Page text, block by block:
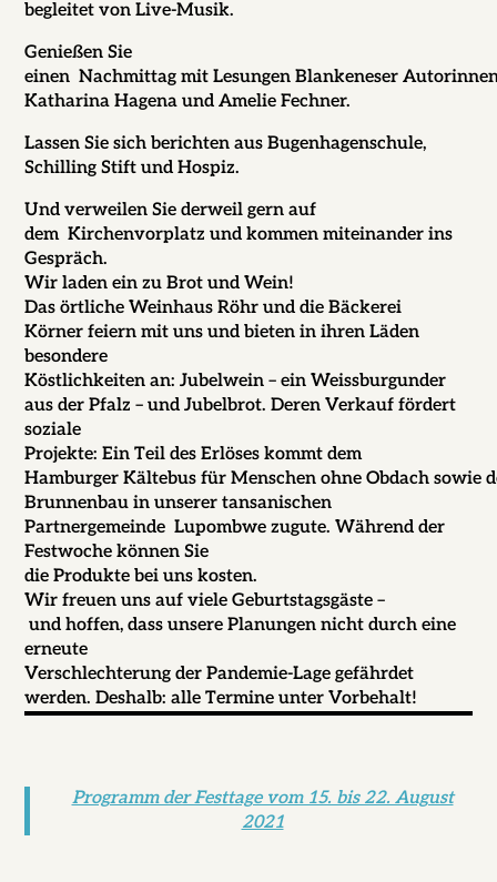
begleitet von Live-Musik.
Genießen Sie
einen Nachmittag mit Lesungen Blankeneser
Katharina Hagena und Amelie Fechner.
Lassen Sie sich berichten aus Bugenhagenschule,
Schilling Stift und Hospiz.
Und verweilen Sie derweil gern auf
dem Kirchenvorplatz und kommen miteinander ins
Gespräch.
Wir laden ein zu Brot und Wein!
Das örtliche Weinhaus Röhr und die Bäckerei
Körner feiern mit uns und bieten in ihren Läden
besondere
Köstlichkeiten an: Jubelwein – ein Weissburgunder
aus der Pfalz – und Jubelbrot. Deren Verkauf fördert
soziale
Projekte: Ein Teil des Erlöses kommt dem
Hamburger Kältebus für Menschen ohne Obdach sowie
Brunnenbau in unserer tansanischen
Partnergemeinde Lupombwe zugute. Während der
Festwoche können Sie
die Produkte bei uns kosten.
Wir freuen uns auf viele Geburtstagsgäste –
und hoffen, dass unsere Planungen nicht durch eine
erneute
Verschlechterung der Pandemie-Lage gefährdet
werden. Deshalb: alle Termine unter Vorbehalt!
Programm der Festtage vom 15. bis 22. August
2021